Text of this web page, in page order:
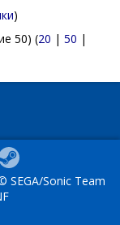
)
50) (20 | 50 |
SEGA/Sonic Team